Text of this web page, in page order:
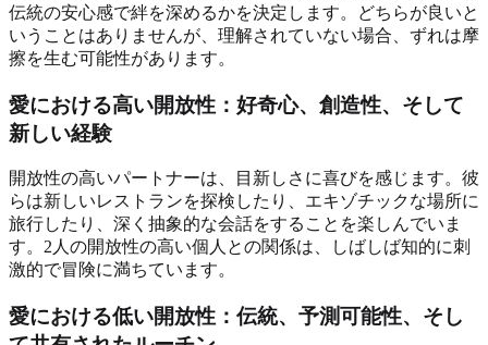
伝統の安心感で絆を深めるかを決定します。どちらが良いと
いうことはありませんが、理解されていない場合、ずれは摩
擦を生む可能性があります。
愛における高い開放性：好奇心、創造性、そして
新しい経験
開放性の高いパートナーは、目新しさに喜びを感じます。彼
らは新しいレストランを探検したり、エキゾチックな場所に
旅行したり、深く抽象的な会話をすることを楽しんでいま
す。2人の開放性の高い個人との関係は、しばしば知的に刺
激的で冒険に満ちています。
愛における低い開放性：伝統、予測可能性、そし